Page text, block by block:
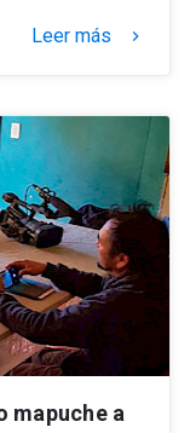
Leer más keyboard_arrow_right
mapuche a